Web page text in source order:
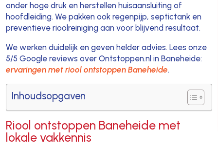
onder hoge druk en herstellen huisaansluiting of
hoofdleiding. We pakken ook regenpijp, septictank en
preventieve rioolreiniging aan voor blijvend resultaat.
We werken duidelijk en geven helder advies. Lees onze
5/5 Google reviews over Ontstoppen.nl in Baneheide:
ervaringen met riool ontstoppen Baneheide.
Inhoudsopgaven
Riool ontstoppen Baneheide met
lokale vakkennis